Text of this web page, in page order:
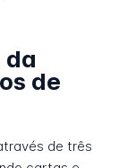
da
de
de três